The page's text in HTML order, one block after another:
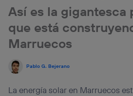
Así es la gigantesca
que está
Marruecos
Pablo G. Bejerano
La energía solar en Marruecos